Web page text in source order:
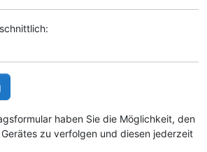
haben Sie die Möglichkeit, den
zu verfolgen und diesen jederzeit